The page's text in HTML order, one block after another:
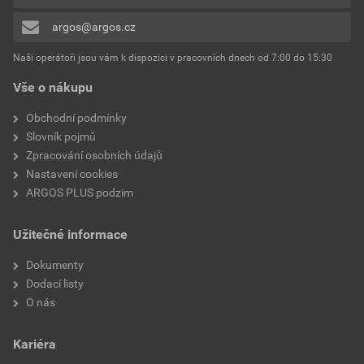
Přidávat hodnocení může pouze přihlášený uživatel.
Vše o nákupu
Obchodní podmínky
Slovník pojmů
Zpracování osobních údajů
Nastavení cookies
ARGOS PLUS podzim
Užitečné informace
Dokumenty
Dodací listy
O nás
Kariéra
argos@argos.cz
Naši operátoři jsou vám k dispozici v pracovních dnech od 7:00 do 15:30